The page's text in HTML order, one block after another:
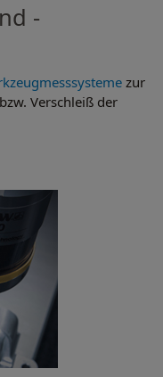
-
zur
Verschleiß der